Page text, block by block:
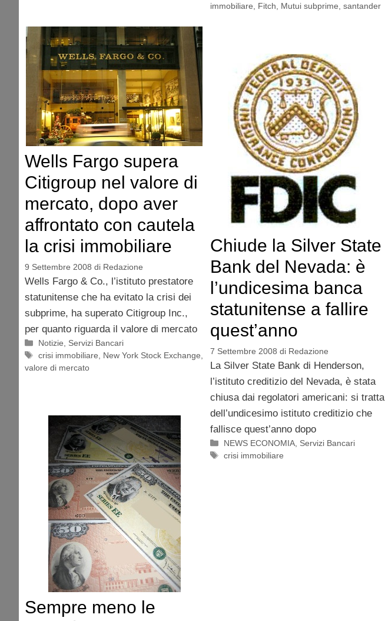
immobiliare
Fitch Mutui subprime santander
Wells Fargo supera
Citigroup nel valore di
mercato, dopo aver
affrontato con cautela
la crisi immobiliare
9 Settembre 2008 di Redazione
Wells Fargo & Co., l’istituto prestatore
statunitense che ha evitato la crisi dei
subprime, ha superato Citigroup Inc.,
per quanto riguarda il valore di mercato
Categorie
Notizie
Servizi Bancari
Tag
crisi immobiliare New York Stock Exchange
valore di mercato
Chiude la Silver State
Bank del Nevada: è
l’undicesima banca
statunitense a fallire
quest’anno
7 Settembre 2008 di Redazione
La Silver State Bank di Henderson,
l’istituto creditizio del Nevada, è stata
chiusa dai regolatori americani: si tratta
dell’undicesimo istituto creditizio che
fallisce quest’anno dopo
Categorie
NEWS ECONOMIA Servizi Bancari
Tag
crisi immobiliare
Sempre meno le